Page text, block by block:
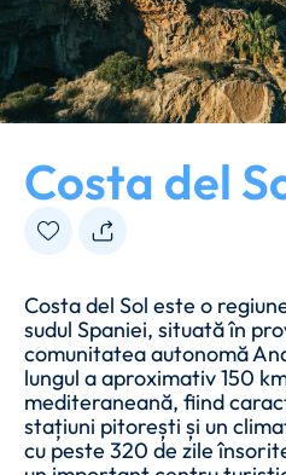
Costa del
Costa del Sol este o
sudul Spaniei, situată în
comunitatea autonomă
lungul a aproximativ 150
mediteraneană, fiind
stațiuni pitorești și un
cu peste 320 de zile